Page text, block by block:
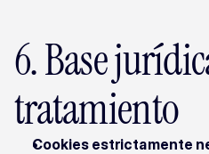
6. Base
tratamiento
Cookies estrictamente